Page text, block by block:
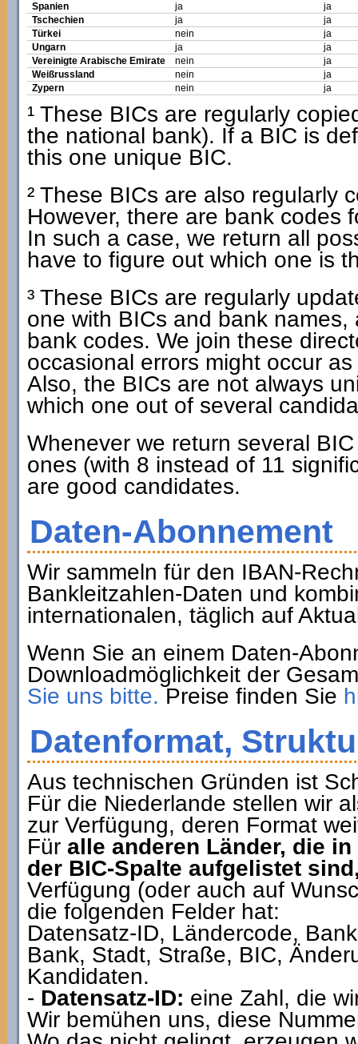
Spanien
ja
ja
Tschechien
ja
ja
Türkei
nein
ja
Ungarn
ja
ja
Vereinigte Arabische Emirate
nein
ja
Weißrussland
nein
ja
Zypern
nein ja
¹ These BICs are regularly
the national bank). If a BIC is
this one unique BIC.
² These BICs are also regularly
However, there are bank codes
In such a case, we return all
have to figure out which one is
³ These BICs are regularly
one with BICs and bank
bank codes. We join these
occasional errors might occur
Also, the BICs are not always
which one out of several
Whenever we return several
ones (with 8 instead of 11
are good candidates.
Daten-Abonnement
Wir sammeln für den IBAN-
Bankleitzahlen-Daten und
internationalen, täglich auf
Wenn Sie an einem Daten-
Downloadmöglichkeit der
Sie uns bitte. Preise finden Sie
Datenformat,
Aus technischen Gründen ist
Für die Niederlande stellen wir
zur Verfügung, deren Format
Für alle anderen Länder, die
der BIC-Spalte aufgelistet
Verfügung (oder auch auf
die folgenden Felder hat:
Datensatz-ID, Ländercode,
Bank, Stadt, Straße, BIC,
Kandidaten.
- Datensatz-ID: eine Zahl, die
Wir bemühen uns, diese